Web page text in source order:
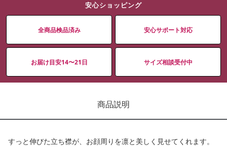
安心ショッピング
全商品検品済み 安心サポート対応
お届け目安14〜21日 サイズ相談受付中
商品説明
すっと伸びた立ち襟が、お顔周りを凛と美しく見せてくれます。